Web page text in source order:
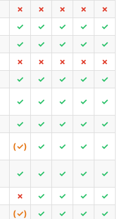
✗ ✗ ✗ ✗
✗
✓ ✓ ✓ ✓
✓
✓ ✓ ✓ ✓
✓
✗ ✗ ✗ ✗
✗
✓ ✓ ✓ ✓
✓
✓ ✓ ✓ ✓ ✓
✓ ✓ ✓ ✓
✓
(✓) ✓ ✓ ✓ ✓
✓ ✓ ✓ ✓ ✓
✗ ✓ ✓ ✓
✓
(✓) ✓ ✓ ✓
✓